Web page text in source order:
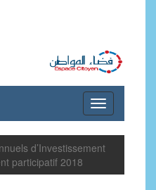
d’Investissement
participatif 2018